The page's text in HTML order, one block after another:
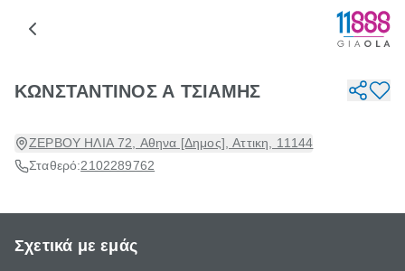
ΚΩΝΣΤΑΝΤΙΝΟΣ Α ΤΣΙΑΜΗΣ
ΖΕΡΒΟΥ ΗΛΙΑ 72, Αθηνα [Δημος], Αττικη, 11144
Σταθερό:2102289762
Σχετικά με εμάς